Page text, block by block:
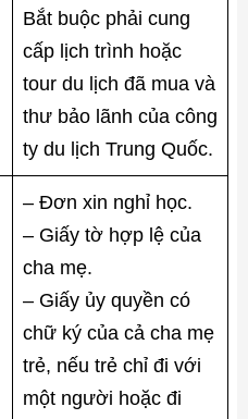
Bắt buộc phải cung
cấp lịch trình hoặc
tour du lịch đã mua và
thư bảo lãnh của công
ty du lịch Trung Quốc.
– Đơn xin nghỉ học.
– Giấy tờ hợp lệ của
cha mẹ.
– Giấy ủy quyền có
chữ ký của cả cha mẹ
trẻ, nếu trẻ chỉ đi với
một người hoặc đi